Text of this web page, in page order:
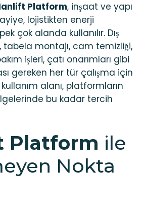
Platform, inşaat ve yapı
lojistikten enerji
çok alanda kullanılır. Dış
tabela montajı, cam temizliği,
işleri, çatı onarımları gibi
gereken her tür çalışma için
alanı, platformların
bu kadar tercih
Platform ile
Nokta